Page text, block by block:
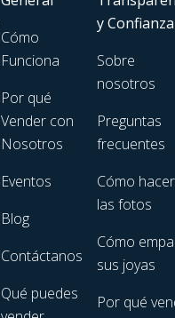
Cómo
Funciona
Por qué
Vender con
Nosotros
Eventos
Blog
Contáctanos
Qué puedes
y Confianza
Sobre
nosotros
Preguntas
frecuentes
Cómo hacer
las fotos
Cómo
sus joyas
Por qué